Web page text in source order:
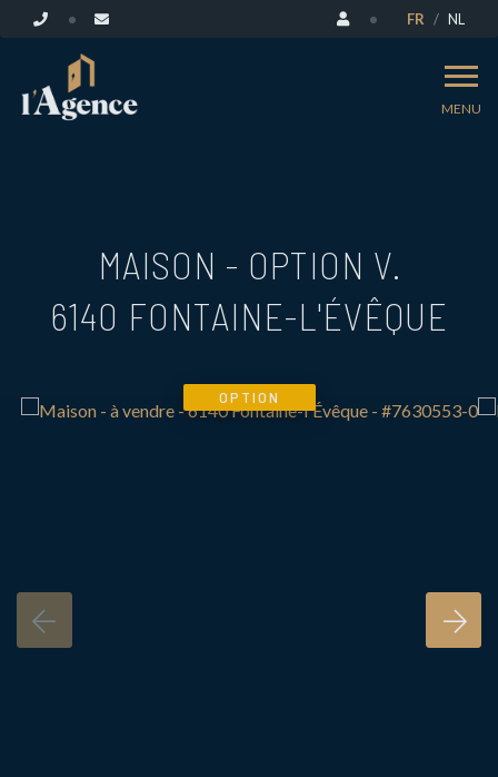
FR NL
MENU
MAISON - OPTION V.
6140 FONTAINE-L'ÉVÊQUE
OPTION